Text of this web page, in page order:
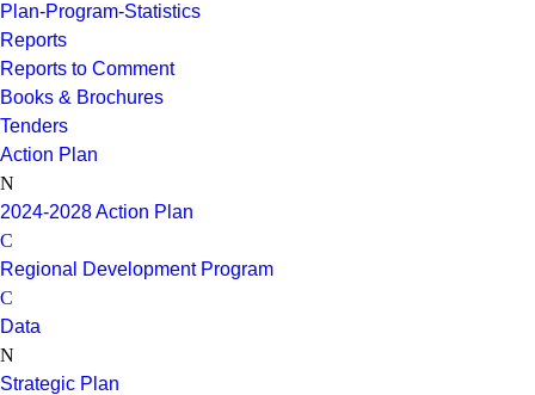
Plan-Program-Statistics
Reports
Reports to Comment
Books & Brochures
Tenders
Action Plan
2024-2028 Action Plan
Regional Development Program
Data
Strategic Plan